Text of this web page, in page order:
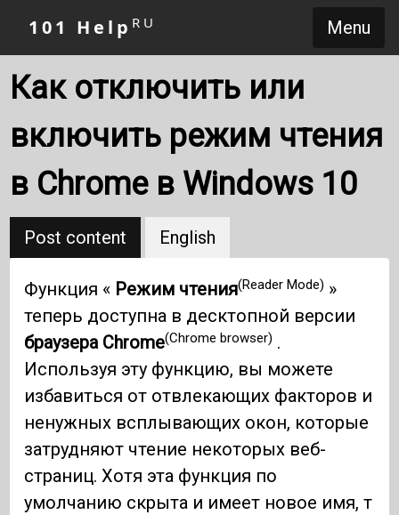
Menu
101 Help RU
Как отключить или
включить режим чтения
в Chrome в Windows 10
Post content English
Функция « Режим чтения(Reader Mode) »
теперь доступна в десктопной версии
браузера Chrome(Chrome browser) .
Используя эту функцию, вы можете
избавиться от отвлекающих факторов и
ненужных всплывающих окон, которые
затрудняют чтение некоторых веб-
страниц. Хотя эта функция по
умолчанию скрыта и имеет новое имя, т